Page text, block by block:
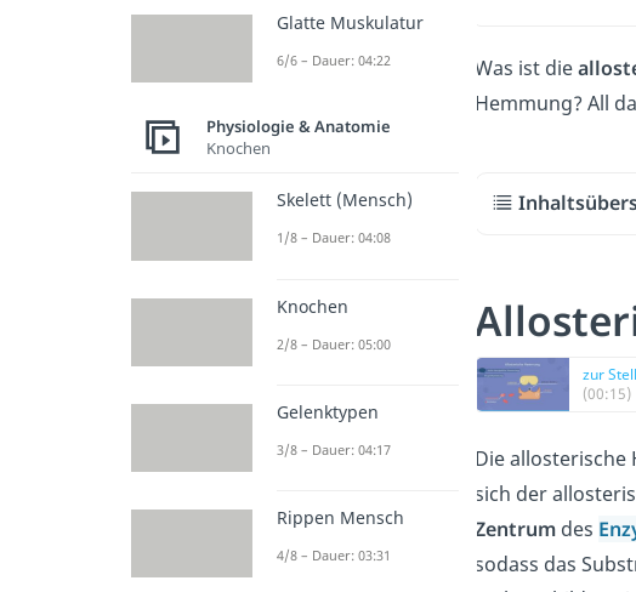
Was ist die
Hemmung? All
zur
(00:15)
Die
sich der
Zentrum des
sodass das
Glatte Muskulatur
6/6 – Dauer: 04:22
Physiologie & Anatomie
Knochen
Skelett (Mensch)
1/8 – Dauer: 04:08
Knochen
2/8 – Dauer: 05:00
Gelenktypen
3/8 – Dauer: 04:17
Rippen Mensch
4/8 – Dauer: 03:31